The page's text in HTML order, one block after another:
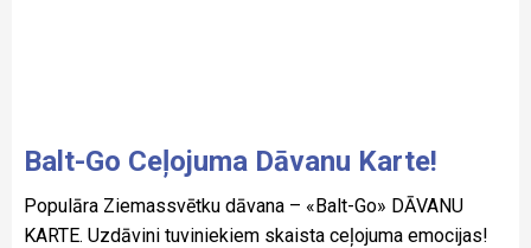
Balt-Go Ceļojuma Dāvanu Karte!
Populāra Ziemassvētku dāvana – «Balt-Go» DĀVANU
KARTE. Uzdāvini tuviniekiem skaista ceļojuma emocijas!